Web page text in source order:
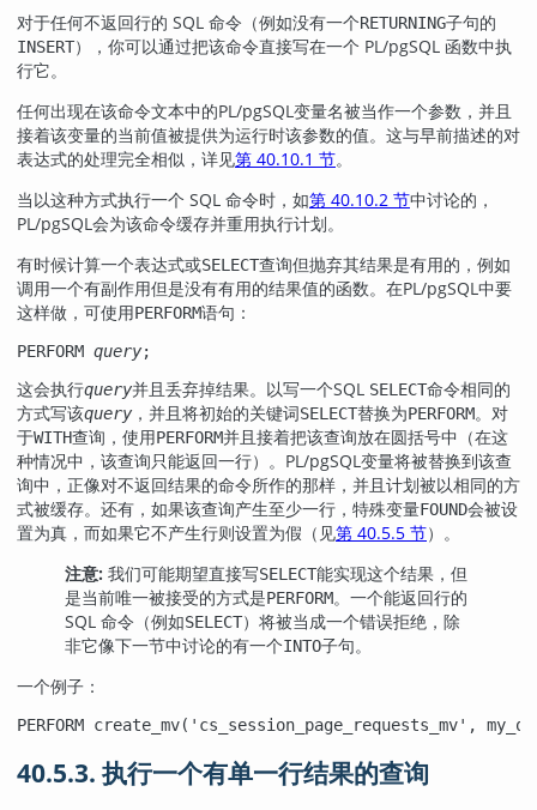
对于任何不返回行的 SQL 命令（例如没有一个RETURNING子句的
INSERT），你可以通过把该命令直接写在一个 PL/pgSQL 函数中执
行它。
任何出现在该命令文本中的PL/pgSQL变量名被当作一个参数，并且
接着该变量的当前值被提供为运行时该参数的值。这与早前描述的对
表达式的处理完全相似，详见第 40.10.1 节。
当以这种方式执行一个 SQL 命令时，如第 40.10.2 节中讨论的，
PL/pgSQL会为该命令缓存并重用执行计划。
有时候计算一个表达式或SELECT查询但抛弃其结果是有用的，例如
调用一个有副作用但是没有有用的结果值的函数。在PL/pgSQL中要
这样做，可使用PERFORM语句：
PERFORM query;
这会执行query并且丢弃掉结果。以写一个SQL SELECT命令相同的
方式写该query，并且将初始的关键词SELECT替换为PERFORM。对
于WITH查询，使用PERFORM并且接着把该查询放在圆括号中（在这
种情况中，该查询只能返回一行）。 PL/pgSQL变量将被替换到该查
询中，正像对不返回结果的命令所作的那样，并且计划被以相同的方
式被缓存。还有，如果该查询产生至少一行，特殊变量FOUND会被设
置为真，而如果它不产生行则设置为假（见第 40.5.5 节）。
注意: 我们可能期望直接写SELECT能实现这个结果，但
是当前唯一被接受的方式是PERFORM。一个能返回行的
SQL 命令（例如SELECT）将被当成一个错误拒绝，除
非它像下一节中讨论的有一个INTO子句。
一个例子：
PERFORM create_mv('cs_session_page_requests_mv',
40.5.3. 执行一个有单一行结果的查询